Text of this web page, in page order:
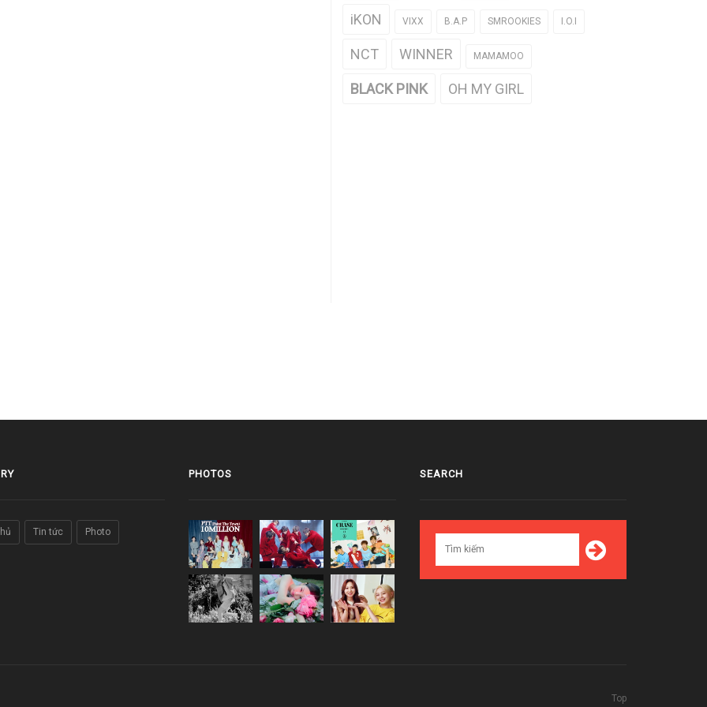
iKON VIXX B.A.P SMROOKIES I.O.I
NCT WINNER MAMAMOO
BLACK PINK OH MY GIRL
Tin tức Photo
PHOTOS SEARCH
Top